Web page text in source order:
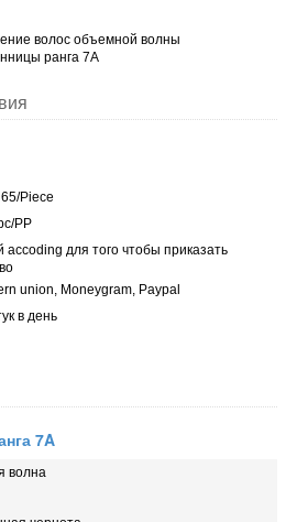
волос объемной волны
ранга 7A
Piece
PP
accoding для того чтобы приказать
union, Moneygram, Paypal
в день
7A
волна